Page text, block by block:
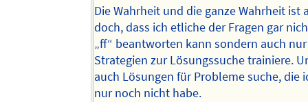
Die Wahrheit und die ganze Wahrheit ist
doch, dass ich etliche der Fragen gar
„ff“ beantworten kann sondern auch
Strategien zur Lösungssuche trainiere.
auch Lösungen für Probleme suche, die
nur noch nicht habe.